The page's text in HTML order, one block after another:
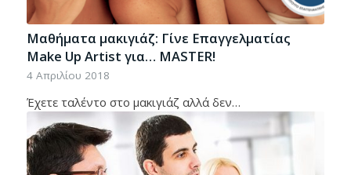
Μαθήματα μακιγιάζ: Γίνε Επαγγελματίας
Make Up Artist για… MASTER!
4 Απριλίου 2018
Έχετε ταλέντο στο μακιγιάζ αλλά δεν…